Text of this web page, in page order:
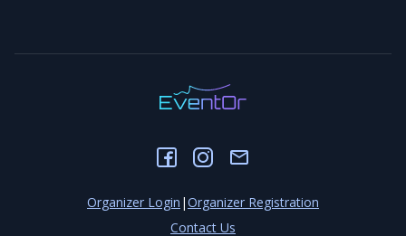
Organizer Login |Organizer Registration
Contact Us